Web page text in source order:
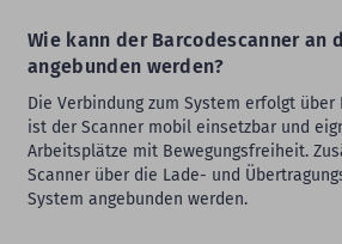
Wie kann der Barcodescanner an
angebunden werden?
Die Verbindung zum System erfolgt über
ist der Scanner mobil einsetzbar und
Arbeitsplätze mit Bewegungsfreiheit.
Scanner über die Lade- und
System angebunden werden.